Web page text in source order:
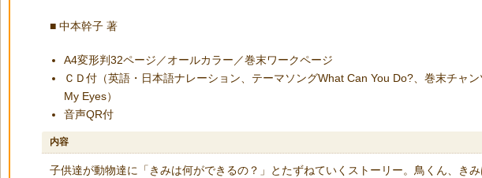
■ 中本幹子 著
A4変形判32ページ／オールカラー／巻末ワークページ
ＣＤ付（英語・日本語ナレーション、テーマソングWhat Can You Do?、巻末チャン
My Eyes）
音声QR付
内容
子供達が動物達に「きみは何ができるの？」とたずねていくストーリー。鳥くん、き